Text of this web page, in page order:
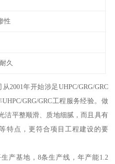
性
久
2001年开始涉足UHPC/GRG/GRC
GRG/GRC工程服务经验。做
洁平整顺滑、质地细腻，而且具有
特点，更符合项目工程建设的要
产基地，8条生产线，年产能1.2